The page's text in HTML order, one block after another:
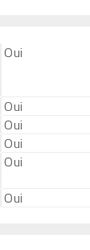
Oui
Oui
Oui
Oui
Oui
Oui